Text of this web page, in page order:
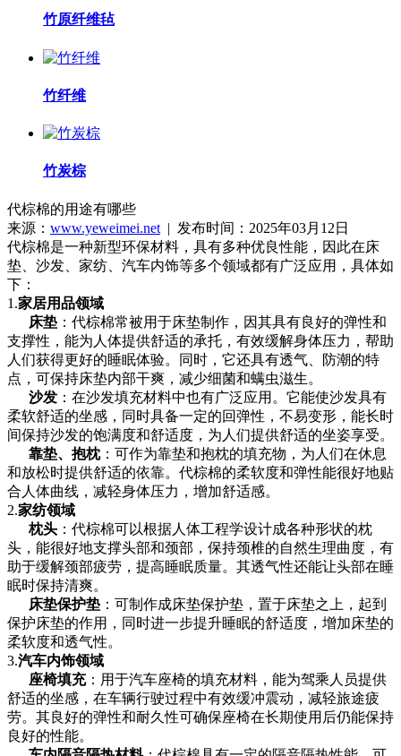
竹原纤维毡
竹纤维
竹炭棕
代棕棉的用途有哪些
来源： www.yeweimei.net | 发布时间：2025年03月12日
代棕棉是一种新型环保材料，具有多种优良性能，因此在床
垫、沙发、家纺、汽车内饰等多个领域都有广泛应用，具体如
下：
1.家居用品领域
床垫 ：代棕棉常被用于床垫制作，因其具有良好的弹性和
支撑性，能为人体提供舒适的承托，有效缓解身体压力，帮助
人们获得更好的睡眠体验。同时，它还具有透气、防潮的特
点，可保持床垫内部干爽，减少细菌和螨虫滋生。
沙发 ：在沙发填充材料中也有广泛应用。它能使沙发具有
柔软舒适的坐感，同时具备一定的回弹性，不易变形，能长时
间保持沙发的饱满度和舒适度，为人们提供舒适的坐姿享受。
靠垫、抱枕：可作为靠垫和抱枕的填充物，为人们在休息
和放松时提供舒适的依靠。代棕棉的柔软度和弹性能很好地贴
合人体曲线，减轻身体压力，增加舒适感。
2.家纺领域
枕头 ：代棕棉可以根据人体工程学设计成各种形状的枕
头，能很好地支撑头部和颈部，保持颈椎的自然生理曲度，有
助于缓解颈部疲劳，提高睡眠质量。其透气性还能让头部在睡
眠时保持清爽。
床垫保护垫 ：可制作成床垫保护垫，置于床垫之上，起到
保护床垫的作用，同时进一步提升睡眠的舒适度，增加床垫的
柔软度和透气性。
3.汽车内饰领域
座椅填充：用于汽车座椅的填充材料，能为驾乘人员提供
舒适的坐感，在车辆行驶过程中有效缓冲震动，减轻旅途疲
劳。其良好的弹性和耐久性可确保座椅在长期使用后仍能保持
良好的性能。